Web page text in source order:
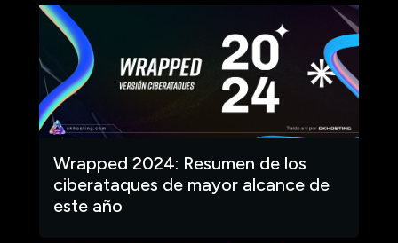
Wrapped 2024: Resumen de los
ciberataques de mayor alcance de
este año